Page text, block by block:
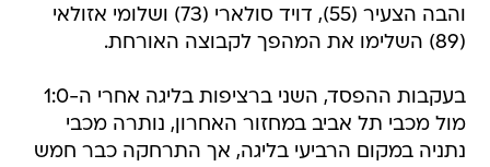
והבה הצעיר (55), דויד סולארי (73) ושלומי אזולאי
(89) השלימו את המהפך לקבוצה האורחת.
בעקבות ההפסד, השני ברציפות בליגה אחרי ה-1:0
מול מכבי תל אביב במחזור האחרון, נותרה מכבי
נתניה במקום הרביעי בליגה, אך התרחקה כבר חמש